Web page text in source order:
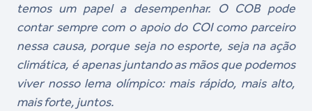
temos um papel a desempenhar. O COB pode
contar sempre com o apoio do COI como parceiro
nessa causa, porque seja no esporte, seja na ação
climática, é apenas juntando as mãos que podemos
viver nosso lema olímpico: mais rápido, mais alto,
mais forte, juntos.